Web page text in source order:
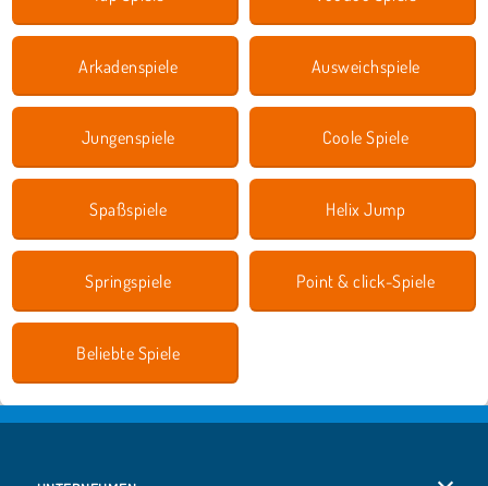
Arkadenspiele Ausweichspiele
Jungenspiele Coole Spiele
Spaßspiele Helix Jump
Springspiele Point & click-Spiele
Beliebte Spiele